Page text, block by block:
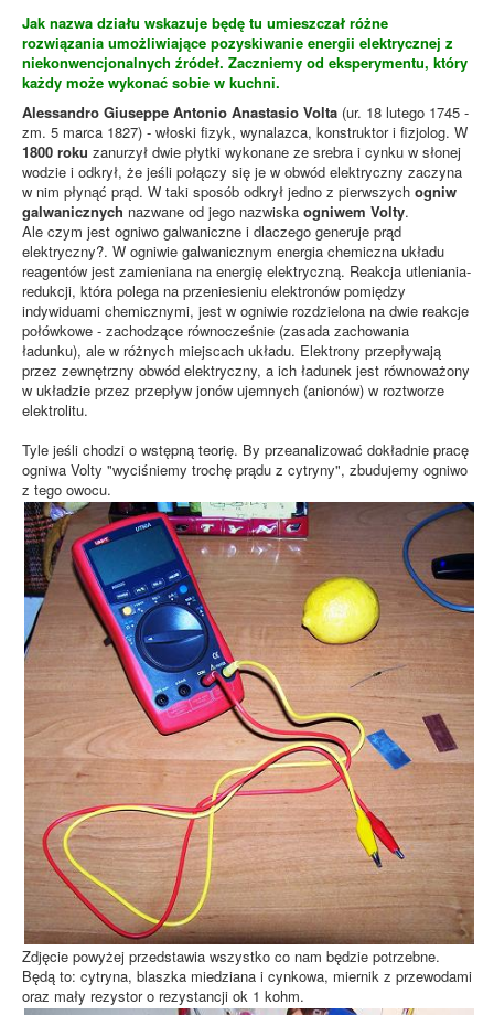
Jak nazwa działu wskazuje będę tu umieszczał różne
rozwiązania umożliwiające pozyskiwanie energii elektrycznej z
niekonwencjonalnych źródeł. Zaczniemy od eksperymentu, który
każdy może wykonać sobie w kuchni.
Alessandro Giuseppe Antonio Anastasio Volta (ur. 18 lutego 1745 -
zm. 5 marca 1827) - włoski fizyk, wynalazca, konstruktor i fizjolog. W
1800 roku zanurzył dwie płytki wykonane ze srebra i cynku w słonej
wodzie i odkrył, że jeśli połączy się je w obwód elektryczny zaczyna
w nim płynąć prąd. W taki sposób odkrył jedno z pierwszych ogniw
galwanicznych nazwane od jego nazwiska ogniwem Volty.
Ale czym jest ogniwo galwaniczne i dlaczego generuje prąd
elektryczny?. W ogniwie galwanicznym energia chemiczna układu
reagentów jest zamieniana na energię elektryczną. Reakcja utleniania-
redukcji, która polega na przeniesieniu elektronów pomiędzy
indywiduami chemicznymi, jest w ogniwie rozdzielona na dwie reakcje
połówkowe - zachodzące równocześnie (zasada zachowania
ładunku), ale w różnych miejscach układu. Elektrony przepływają
przez zewnętrzny obwód elektryczny, a ich ładunek jest równoważony
w układzie przez przepływ jonów ujemnych (anionów) w roztworze
elektrolitu.
Tyle jeśli chodzi o wstępną teorię. By przeanalizować dokładnie pracę
ogniwa Volty "wyciśniemy trochę prądu z cytryny", zbudujemy ogniwo
z tego owocu.
Zdjęcie powyżej przedstawia wszystko co nam będzie potrzebne.
Będą to: cytryna, blaszka miedziana i cynkowa, miernik z przewodami
oraz mały rezystor o rezystancji ok 1 kohm.